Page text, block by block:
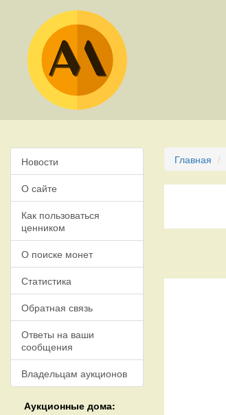
Новости
О сайте
Как пользоваться
ценником
О поиске монет
Статистика
Обратная связь
Ответы на ваши
сообщения
Владельцам аукционов
Аукционные дома:
Главная